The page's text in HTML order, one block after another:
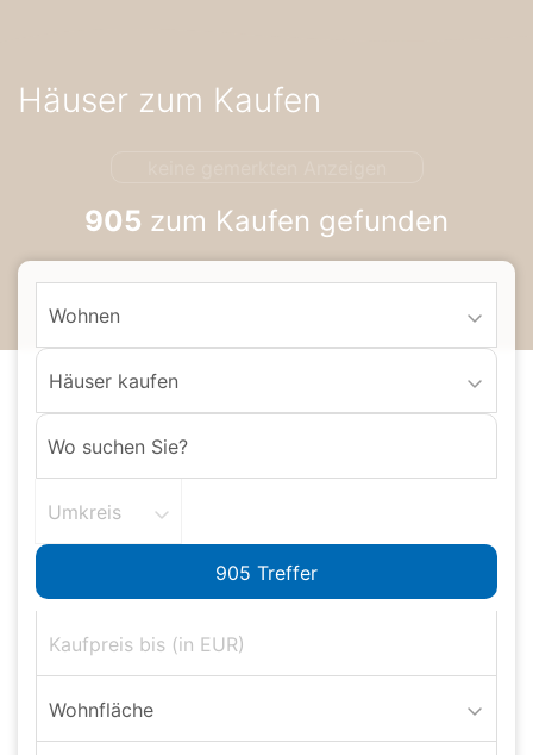
zur
Navigation
Häuser zum Kaufen
905 zum Kaufen gefunden
Wohnen
Häuser kaufen
Umkreis
Wohnfläche